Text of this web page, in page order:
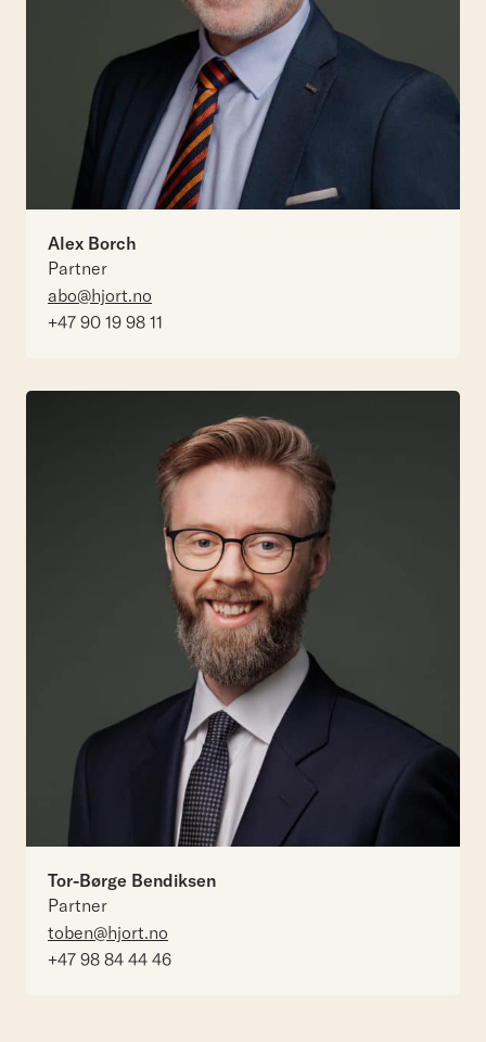
Alex Borch
Partner
abo@hjort.no
+47 90 19 98 11
Tor-Børge Bendiksen
Partner
toben@hjort.no
+47 98 84 44 46